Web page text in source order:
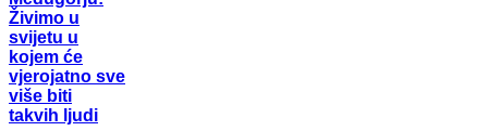
Živimo u
svijetu u
kojem će
vjerojatno sve
više biti
takvih ljudi